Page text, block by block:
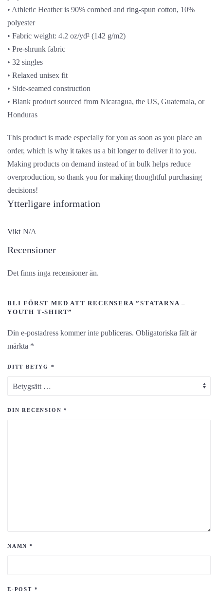
• Athletic Heather is 90% combed and ring-spun cotton, 10%
polyester
• Fabric weight: 4.2 oz/yd² (142 g/m2)
• Pre-shrunk fabric
• 32 singles
• Relaxed unisex fit
• Side-seamed construction
• Blank product sourced from Nicaragua, the US, Guatemala, or
Honduras
This product is made especially for you as soon as you place an
order, which is why it takes us a bit longer to deliver it to you.
Making products on demand instead of in bulk helps reduce
overproduction, so thank you for making thoughtful purchasing
decisions!
Ytterligare information
Vikt N/A
Recensioner
Det finns inga recensioner än.
BLI FÖRST MED ATT RECENSERA ”STATARNA –
YOUTH T-SHIRT”
Din e-postadress kommer inte publiceras. Obligatoriska fält är
märkta *
DITT BETYG *
DIN RECENSION*
NAMN *
E-POST *